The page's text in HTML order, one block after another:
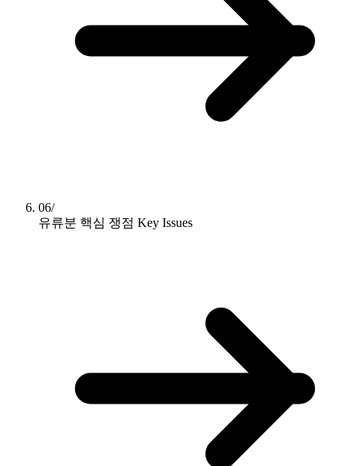
06/
유류분 핵심 쟁점 Key Issues